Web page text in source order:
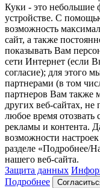
Куки - это небольшие
устройстве. С
возможность
сайт, а также
показывать Вам
сети Интернет (если
согласие); для этого
партнерами (в том
партнеров Вам также
других веб-сайтах,
любое время отозвать
рекламы и контента.
возможности
разделе «Подробнее/
нашего веб-сайта.
Защита данных
Подробнее